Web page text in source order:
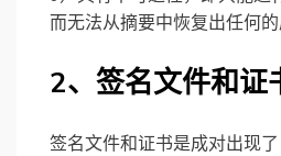
而无法从摘要中恢复出任何的
2、签名文件和证
签名文件和证书是成对出现